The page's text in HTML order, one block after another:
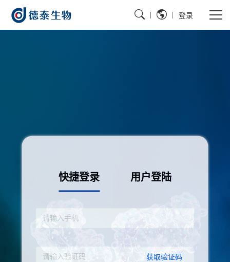
登录
快捷登录 用户登陆
获取验证码